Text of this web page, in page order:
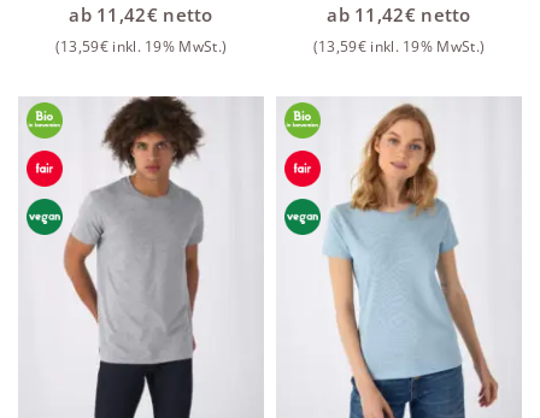
ab 11,42€netto
(13,59€ inkl. 19% MwSt.)
ab 11,42€netto
(13,59€ inkl. 19% MwSt.)